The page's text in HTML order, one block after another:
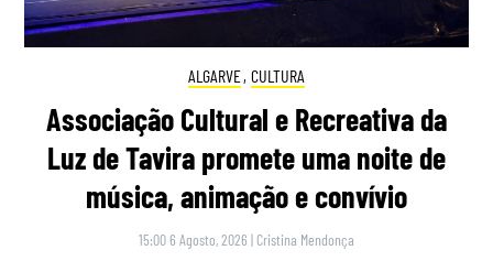
ALGARVE, CULTURA
Associação Cultural e Recreativa da
Luz de Tavira promete uma noite de
música, animação e convívio
15:00 6 Agosto, 2026 | Cristina Mendonça